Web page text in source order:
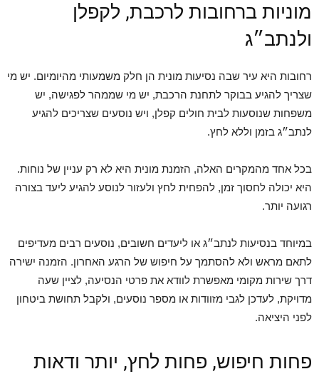
מוניות ברחובות לרכבת, לקפלן
ולנתב״ג
רחובות היא עיר שבה נסיעות מונית הן חלק משמעותי מהיומיום. יש מי
שצריך להגיע בבוקר לתחנת הרכבת, יש מי שממהר לפגישה, יש
משפחות שנוסעות לבית חולים קפלן, ויש נוסעים שצריכים להגיע
לנתב״ג בזמן וללא לחץ.
בכל אחד מהמקרים האלה, הזמנת מונית היא לא רק עניין של נוחות.
היא יכולה לחסוך זמן, להפחית לחץ ולעזור לנוסע להגיע ליעד בצורה
רגועה יותר.
במיוחד בנסיעות לנתב״ג או ליעדים חשובים, נוסעים רבים מעדיפים
לתאם מראש ולא להסתמך על חיפוש של הרגע האחרון. הזמנה ישירה
דרך שירות מקומי מאפשרת לוודא את פרטי הנסיעה, לציין שעה
מדויקת, לעדכן לגבי מזוודות או מספר נוסעים, ולקבל תחושת ביטחון
לפני היציאה.
פחות חיפוש, פחות לחץ, יותר ודאות